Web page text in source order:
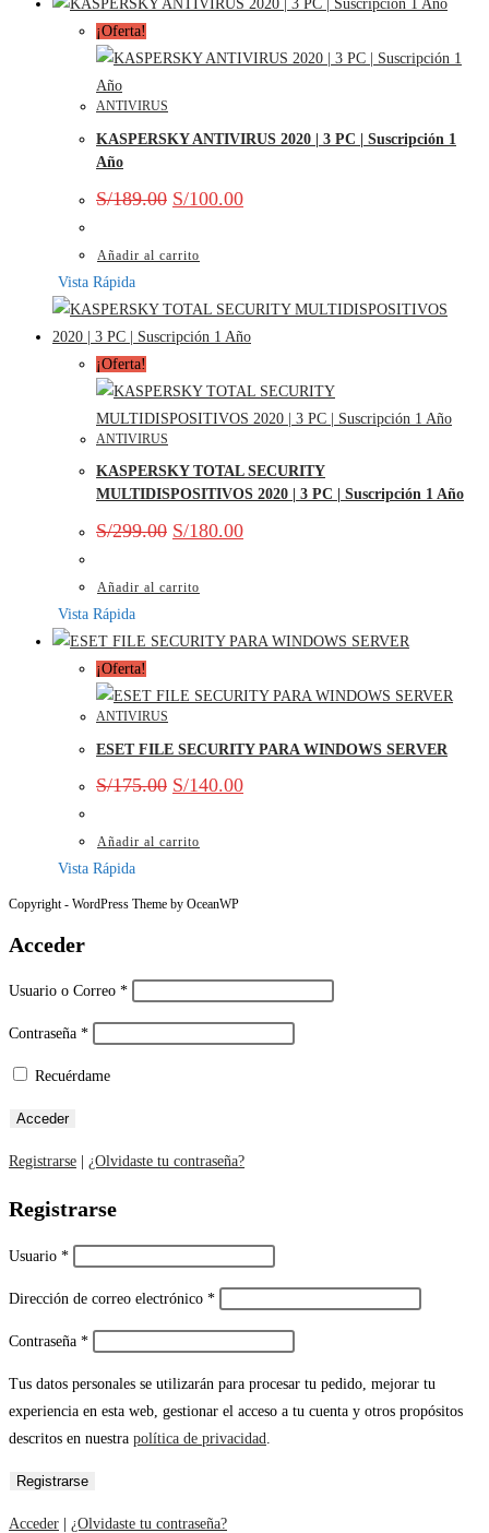
¡Oferta!
ANTIVIRUS
KASPERSKY ANTIVIRUS 2020 | 3 PC | Suscripción 1
Año
S/189.00 S/100.00
Añadir al carrito
Vista Rápida
¡Oferta!
ANTIVIRUS
KASPERSKY TOTAL SECURITY
MULTIDISPOSITIVOS 2020 | 3 PC | Suscripción 1 Año
S/299.00 S/180.00
Añadir al carrito
Vista Rápida
¡Oferta!
ANTIVIRUS
ESET FILE SECURITY PARA WINDOWS SERVER
S/175.00 S/140.00
Añadir al carrito
Vista Rápida
Copyright - WordPress Theme by OceanWP
Acceder
Usuario o Correo *
Contraseña *
Recuérdame
Registrarse ¿Olvidaste tu contraseña?
Registrarse
Usuario *
Dirección de correo electrónico *
Contraseña *
Tus datos personales se utilizarán para procesar tu pedido, mejorar tu
experiencia en esta web, gestionar el acceso a tu cuenta y otros propósitos
descritos en nuestra política de privacidad
Acceder | ¿Olvidaste tu contraseña?